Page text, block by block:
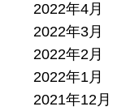
2022年4月
2022年3月
2022年2月
2022年1月
2021年12月